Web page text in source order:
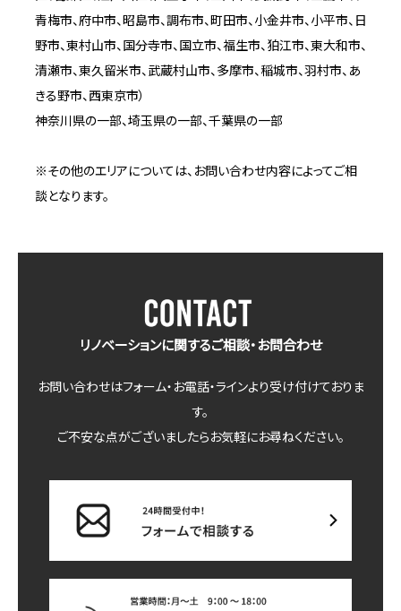
青梅市、府中市、昭島市、調布市、町田市、小金井市、小平市、日
野市、東村山市、国分寺市、国立市、福生市、狛江市、東大和市、
清瀬市、東久留米市、武蔵村山市、多摩市、稲城市、羽村市、あ
きる野市、西東京市）
神奈川県の一部、埼玉県の一部、千葉県の一部
※その他のエリアについては、お問い合わせ内容によってご相
談となります。
リノベーションに関するご相談・お問合わせ
お問い合わせはフォーム・お電話・ラインより受け付けておりま
す。
ご不安な点がございましたらお気軽にお尋ねください。